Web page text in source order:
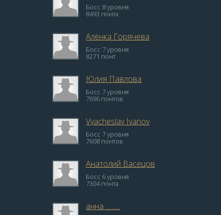
Босс 8 уровня
8493 понта
Алёнка Горячева
Босс 7 уровня
8271 понт
Юлия Павлова
Босс 7 уровня
7696 понтов
Vyacheslav Ivanov
Босс 7 уровня
7608 понтов
Анатолий Васецов
Босс 6 уровня
7304 понта
анна ..........